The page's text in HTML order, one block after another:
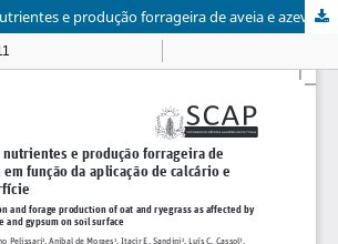
Acumulação de nutrientes e produção forrageira de aveia e azevém em função da aplicação de calcário e gesso em superfície